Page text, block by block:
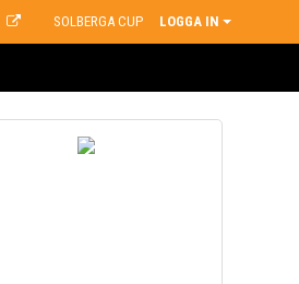
SOLBERGA CUP LOGGA IN